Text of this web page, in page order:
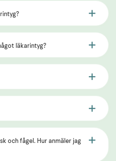
läkarintyg?
och fågel. Hur anmäler jag